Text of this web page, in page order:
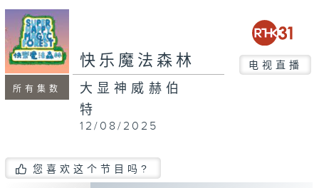
所有集数
快乐魔法森林 电视直播
大显神威赫伯
特
12/08/2025
您喜欢这个节目吗?